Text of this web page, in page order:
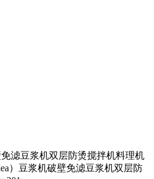
滤豆浆机双层防烫搅拌机料理机
）豆浆机破壁免滤豆浆机双层防